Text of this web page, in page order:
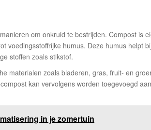
om onkruid te bestrijden. Compost is
voedingsstoffrijke humus. Deze humus helpt
stoffen zoals stikstof.
materialen zoals bladeren, gras, fruit- en
kan vervolgens worden toegevoegd
in je zomertuin